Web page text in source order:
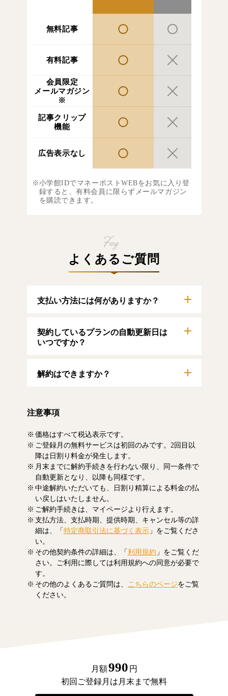
無料記事
有料記事
会員限定
メールマガジン
※
記事クリップ
機能
広告表示なし
小学館IDでマネーポストWEBをお気に入り登
録すると、有料会員に限らずメールマガジン
を購読できます。
よくあるご質問
支払い方法には何がありますか？
す。
【クレジットカード】
契約しているプランの自動更新日は
いつですか？
ンのご利用期間は、マイページにてご確認い
解約はできますか？
事をお読みいただけます。なお、日割り清算
注意事項
価格はすべて税込表示です。
ご登録月の無料サービスは初回のみです。2回目以
降は日割り料金が発生します。
月末までに解約手続きを行わない限り、同一条件で
自動更新となり、以降も同様です。
中途解約いただいても、日割り精算による料金の払
い戻しはいたしません。
ご解約手続きは、マイページより行えます。
支払方法、支払時期、提供時期、キャンセル等の詳
細は、「特定商取引法に基づく表示」をご覧くださ
い。
その他契約条件の詳細は、「利用規約 」をご覧くだ
さい。ご利用に際しては利用規約への同意が必要で
す。
その他のよくあるご質問は、
こちらのページをご覧
ください。
月額990 円
初回ご登録月は月末まで無料